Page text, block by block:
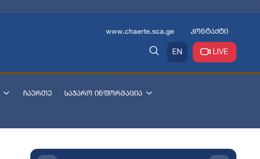
www.chaerte.sca.ge კონტაქტი
EN LIVE
ჩაერთე საჯარო ინფორმაცია